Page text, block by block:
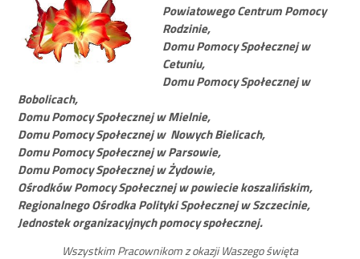
Powiatowego Centrum Pomocy
Rodzinie,
Domu Pomocy Społecznej w
Cetuniu,
Domu Pomocy Społecznej w
Bobolicach,
Domu Pomocy Społecznej w Mielnie,
Domu Pomocy Społecznej w Nowych Bielicach,
Domu Pomocy Społecznej w Parsowie,
Domu Pomocy Społecznej w Żydowie,
Ośrodków Pomocy Społecznej w powiecie koszalińskim,
Regionalnego Ośrodka Polityki Społecznej w Szczecinie,
Jednostek organizacyjnych pomocy społecznej.
Wszystkim Pracownikom z okazji Waszego święta